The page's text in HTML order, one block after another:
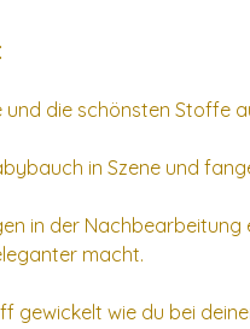
die schönsten Stoffe
in Szene und
in der
macht.
gewickelt wie du bei